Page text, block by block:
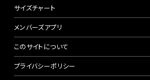
サイズチャート
メンバーズアプリ
このサイトについて
プライバシーポリシー